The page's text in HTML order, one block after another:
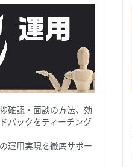
確認・面談の方法、効
バックをティーチング
運用実現を徹底サポー